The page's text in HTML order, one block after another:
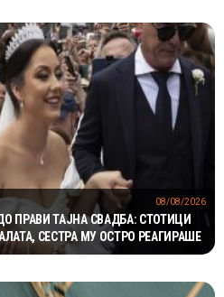
ПРАВИ ТАЈНА СВАДБА: СТОТИЦИ
СЕСТРА МУ ОСТРО РЕАГИРАШЕ
08/08/2026